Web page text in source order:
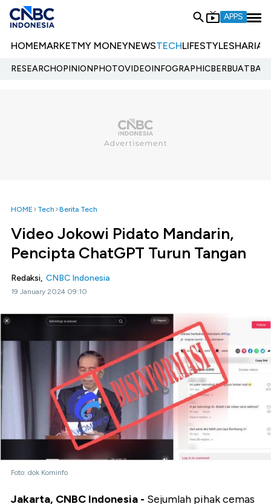
APPS
HOMEMARKETMY MONEYNEWSTECHLIFESTYLESHARIA
RESEARCHOPINIONPHOTOVIDEOINFOGRAPHIC
HOME Tech Berita Tech
Video Jokowi Pidato Mandarin,
Pencipta ChatGPT Turun Tangan
Redaksi, CNBC Indonesia
19 January 2024 09:10
Foto: dok Kominfo
Jakarta, CNBC Indonesia - Sejumlah pihak cemas